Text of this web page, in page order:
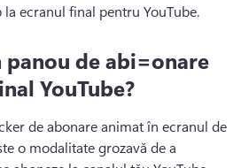
ecranul final pentru YouTube.
panou de abi=onare
YouTube?
de abonare animat în ecranul de
o modalitate grozavă de a